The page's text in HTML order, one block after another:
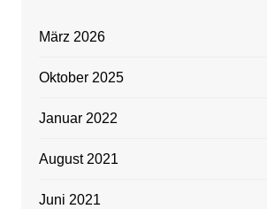
März 2026
Oktober 2025
Januar 2022
August 2021
Juni 2021